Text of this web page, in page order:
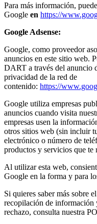
Para más información,
Google en https://
Google Adsense:
Google, como proveedor
anuncios en este sitio web.
DART a través del anuncio
privacidad de la red de
contenido: https://
Google utiliza empresas
anuncios cuando visita
empresas usen la
otros sitios web (sin incluir
electrónico o número de
productos y servicios que te
Al utilizar esta web,
Google en la forma y para
Si quieres saber más sobre
recopilación de información
rechazo, consulta nuestra